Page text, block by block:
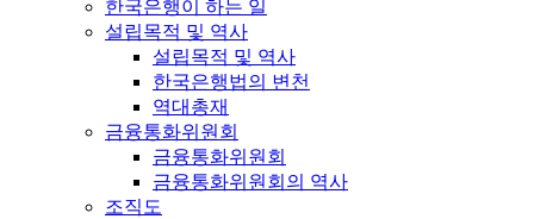
한국은행이 하는 일
설립목적 및 역사
설립목적 및 역사
한국은행법의 변천
역대총재
금융통화위원회
금융통화위원회
금융통화위원회의 역사
조직도